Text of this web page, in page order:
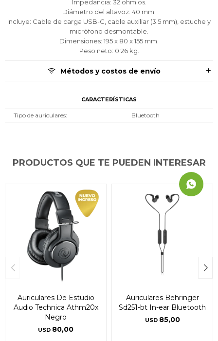
Impedancia: 32 ohmios.
Diámetro del altavoz: 40 mm.
Incluye: Cable de carga USB-C, cable auxiliar (3.5 mm), estuche y
micrófono desmontable.
Dimensiones: 195 x 80 x 155 mm.
Peso neto: 0.26 kg.
Métodos y costos de envío
CARACTERÍSTICAS
Tipo de auriculares Bluetooth
PRODUCTOS QUE TE PUEDEN INTERESAR
Auriculares De Estudio
Audio Technica Athm20x
Negro
USD 80,00
Auriculares Behringer
Sd251-bt In-ear Bluetooth
USD 85,00